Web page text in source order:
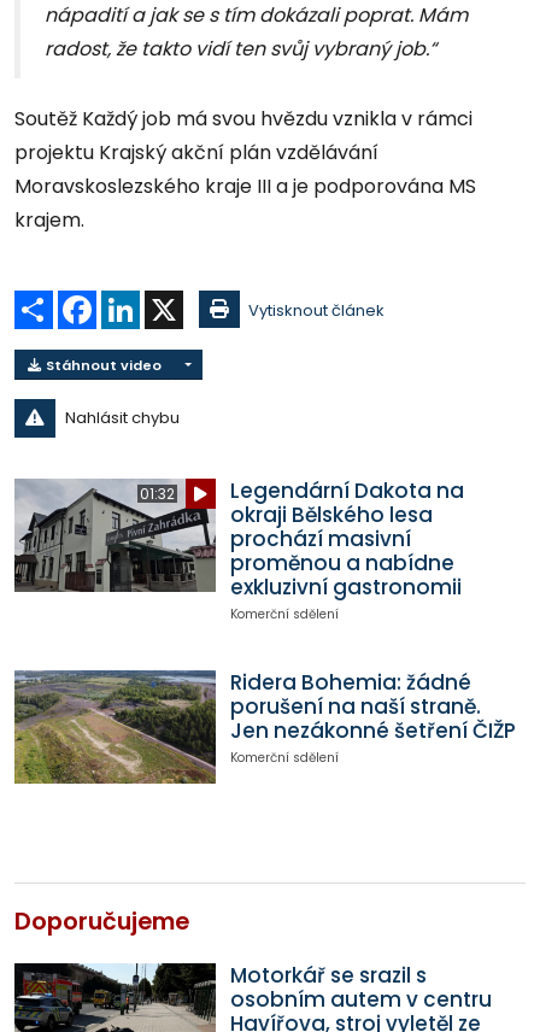
nápadití a jak se s tím dokázali poprat. Mám
radost, že takto vidí ten svůj vybraný job.“
Soutěž Každý job má svou hvězdu vznikla v rámci
projektu Krajský akční plán vzdělávání
Moravskoslezského kraje III a je podporována MS
krajem.
Sdílet Facebook
LinkedIn Vytisknout článek
Stáhnout video
Nahlásit chybu
01:32
Legendární Dakota na
okraji Bělského lesa
prochází masivní
proměnou a nabídne
exkluzivní gastronomii
Komerční sdělení
Ridera Bohemia: žádné
porušení na naší straně.
Jen nezákonné šetření ČIŽP
Komerční sdělení
Doporučujeme
Motorkář se srazil s
osobním autem v centru
Havířova, stroj vyletěl ze